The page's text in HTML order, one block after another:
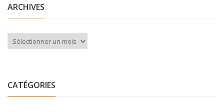
ARCHIVES
Archives
CATÉGORIES